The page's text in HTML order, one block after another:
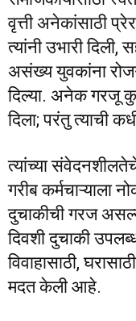
वृत्ती अनेकांसाठी
त्यांनी उभारी
असंख्य युवकांना
दिल्या. अनेक गरजू
दिला; परंतु त्याची
त्यांच्या
गरीब कर्मचाऱ्याला
दुचाकीची गरज
दिवशी दुचाकी
विवाहासाठी,
मदत केली आहे.